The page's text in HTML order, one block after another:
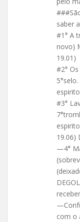
saber
#1° A
novo)
19.01)
#2°
#3°
19.06)
—4°
com o